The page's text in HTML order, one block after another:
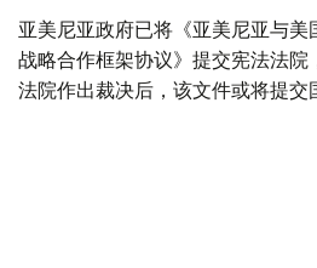
亚美尼亚政府已将《亚美尼亚与
战略合作框架协议》提交宪法法
法院作出裁决后，该文件或将提交